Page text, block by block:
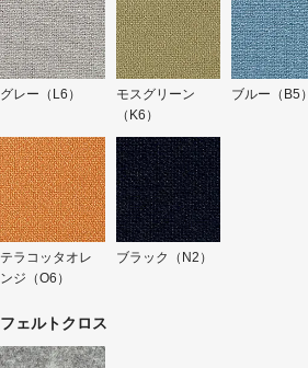
グレー（L6）
モスグリーン
（K6）
ブルー（B5）
テラコッタオレ
ンジ（O6）
ブラック（N2）
フェルトクロス